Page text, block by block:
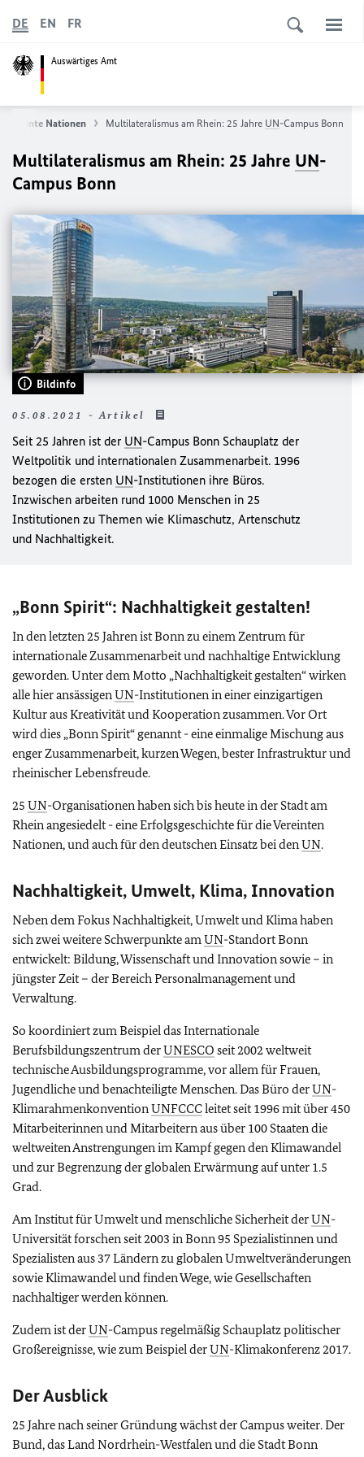
Auswärtiges Amt
DE EN FR
Vereinte Nationen Multilateralismus am Rhein: 25 Jahre UN-Campus Bonn
Multilateralismus am Rhein: 25 Jahre UN-
Campus Bonn
Bildinfo
05.08.2021 - Artikel
Seit 25 Jahren ist der UN-Campus Bonn Schauplatz der
Weltpolitik und internationalen Zusammenarbeit. 1996
bezogen die ersten UN-Institutionen ihre Büros.
Inzwischen arbeiten rund 1000 Menschen in 25
Institutionen zu Themen wie Klimaschutz, Artenschutz
und Nachhaltigkeit.
„Bonn Spirit“: Nachhaltigkeit gestalten!
In den letzten 25 Jahren ist Bonn zu einem Zentrum für
internationale Zusammenarbeit und nachhaltige Entwicklung
geworden. Unter dem Motto „Nachhaltigkeit gestalten“ wirken
alle hier ansässigen UN-Institutionen in einer einzigartigen
Kultur aus Kreativität und Kooperation zusammen. Vor Ort
wird dies „Bonn Spirit“ genannt - eine einmalige Mischung aus
enger Zusammenarbeit, kurzen Wegen, bester Infrastruktur und
rheinischer Lebensfreude.
25 UN-Organisationen haben sich bis heute in der Stadt am
Rhein angesiedelt - eine Erfolgsgeschichte für die Vereinten
Nationen, und auch für den deutschen Einsatz bei den UN.
Nachhaltigkeit, Umwelt, Klima, Innovation
Neben dem Fokus Nachhaltigkeit, Umwelt und Klima haben
sich zwei weitere Schwerpunkte am UN-Standort Bonn
entwickelt: Bildung, Wissenschaft und Innovation sowie – in
jüngster Zeit – der Bereich Personalmanagement und
Verwaltung.
So koordiniert zum Beispiel das Internationale
Berufsbildungszentrum derUNESCO seit 2002 weltweit
technische Ausbildungsprogramme, vor allem für Frauen,
Jugendliche und benachteiligte Menschen. Das Büro derUN-
Klimarahmenkonvention UNFCCCleitet seit 1996 mit über 450
Mitarbeiterinnen und Mitarbeitern aus über 100 Staaten die
weltweiten Anstrengungen im Kampf gegen den Klimawandel
und zur Begrenzung der globalen Erwärmung auf unter 1.5
Grad.
Am Institut für Umwelt und menschliche Sicherheit derUN-
Universität forschen seit 2003 in Bonn 95 Spezialistinnen und
Spezialisten aus 37 Ländern zu globalen Umweltveränderungen
sowie Klimawandel und finden Wege, wie Gesellschaften
nachhaltiger werden können.
Zudem ist derUN-Campus regelmäßig Schauplatz politischer
Großereignisse, wie zum Beispiel derUN-Klimakonferenz 2017.
Der Ausblick
25 Jahre nach seiner Gründung wächst der Campus weiter. Der
Bund, das Land Nordrhein-Westfalen und die Stadt Bonn